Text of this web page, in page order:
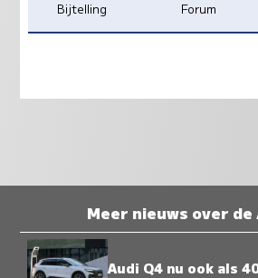
Bijtelling Forum
Meer nieuws over de
Audi Q4 nu ook als